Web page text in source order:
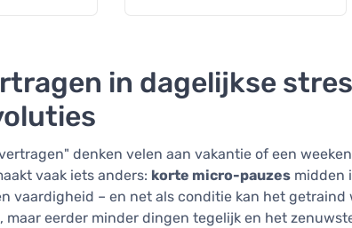
in dagelijkse
denken velen aan vakantie of een
vaak iets anders: korte micro-pauzes midden
vaardigheid – en net als conditie kan het getraind
maar eerder minder dingen tegelijk en het